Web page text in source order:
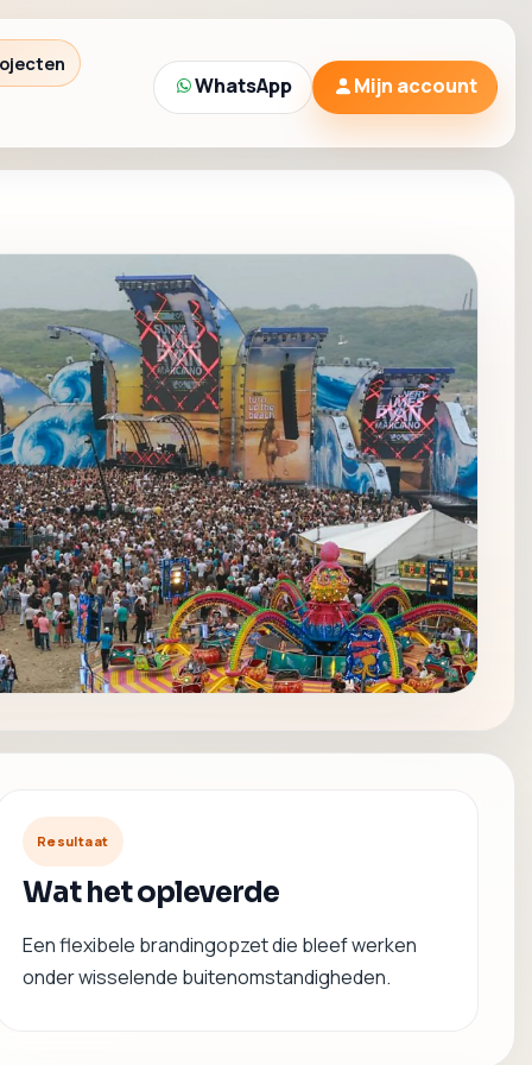
WhatsApp Mijn account
Resultaat
Wat het opleverde
Een flexibele brandingopzet die bleef werken
onder wisselende buitenomstandigheden.